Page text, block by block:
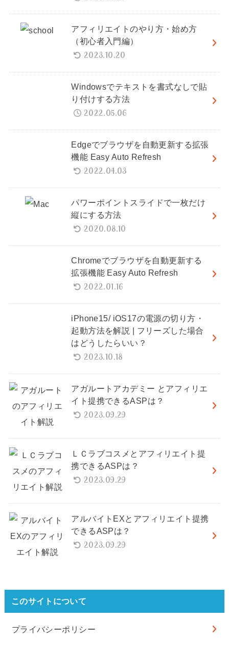
アフィリエイトのやり方・始め方
（初心者入門編）
2023.10.20
Windowsでテキストを書式なしで貼
り付けする方法
2022.05.06
Edgeでブラウザを自動更新する拡張
機能 Easy Auto Refresh
2022.04.03
パワーポイントスライドで一枚だけ
縦にする方法
2020.08.10
Chromeでブラウザを自動更新する
拡張機能 Easy Auto Refresh
2022.01.16
iPhone15/ iOS17の電源の切り方・
起動方法を解説 | フリーズした場合
はどうしたらいい？
2023.10.18
アガルートアカデミー とアフィリエ
イト提携できるASPは？
2023.09.29
ＬＣラブコスメとアフィリエイト提
携できるASPは？
2023.09.29
アルバイトEXとアフィリエイト提携
できるASPは？
2023.09.29
このサイトについて
プライバシーポリシー